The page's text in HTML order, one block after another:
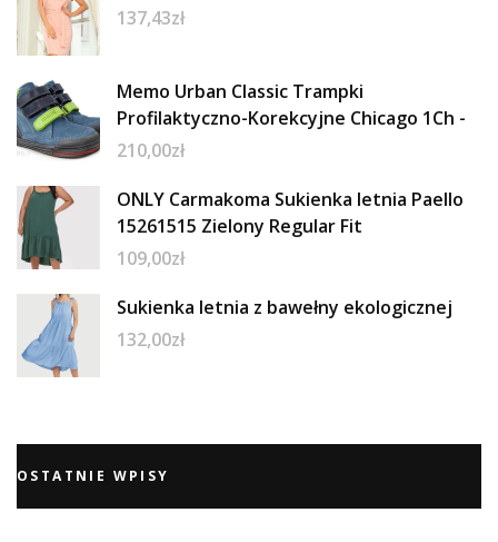
137,43zł
Memo Urban Classic Trampki
Profilaktyczno-Korekcyjne Chicago 1Ch -
210,00zł
ONLY Carmakoma Sukienka letnia Paello
15261515 Zielony Regular Fit
109,00zł
Sukienka letnia z bawełny ekologicznej
132,00zł
OSTATNIE WPISY